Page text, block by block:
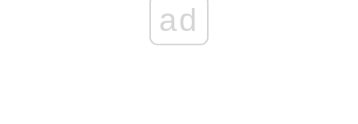
ad